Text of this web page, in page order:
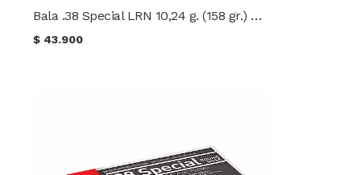
Bala .38 Special LRN 10,24 g. (158 gr.) Magtech
$ 43.900